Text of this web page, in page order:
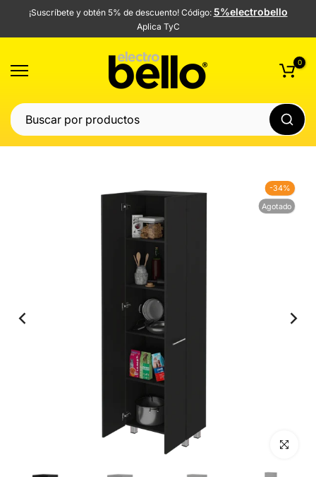
Saltar¡Suscríbete y obtén 5% de descuento! Código: 5%electrobello
Aplica TyC
0
-34%
Agotado
Click para